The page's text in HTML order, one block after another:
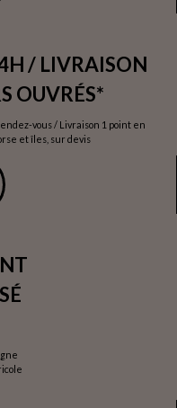
/ LIVRAISON
OUVRÉS*
vous / Livraison 1 point en
et îles, sur devis